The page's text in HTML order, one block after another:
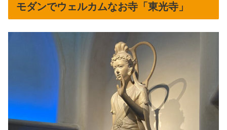
モダンでウェルカムなお寺「東光寺」